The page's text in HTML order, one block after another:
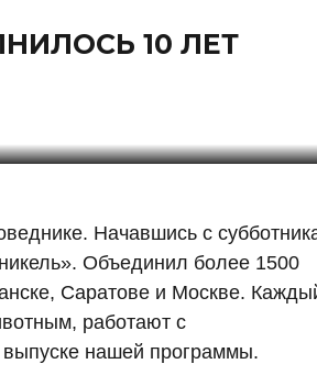
10 ЛЕТ
Начавшись с
Объединил более 1500
Саратове и Москве.
работают с
нашей программы.